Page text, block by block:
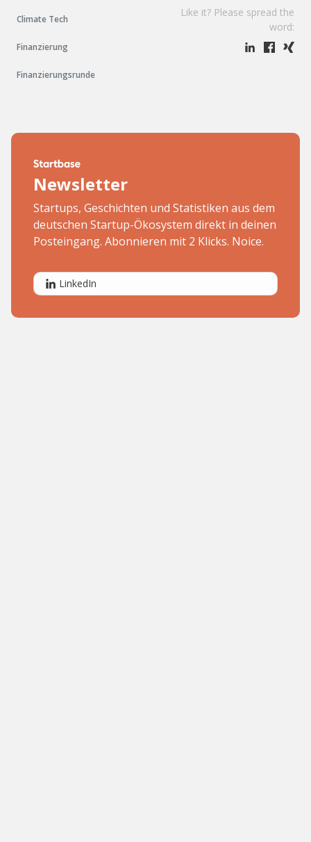
Climate Tech
Finanzierung
Finanzierungsrunde
Like it? Please spread the
word:
Newsletter
Startups, Geschichten und Statistiken aus dem
deutschen Startup-Ökosystem direkt in deinen
Posteingang. Abonnieren mit 2 Klicks. Noice.
LinkedIn